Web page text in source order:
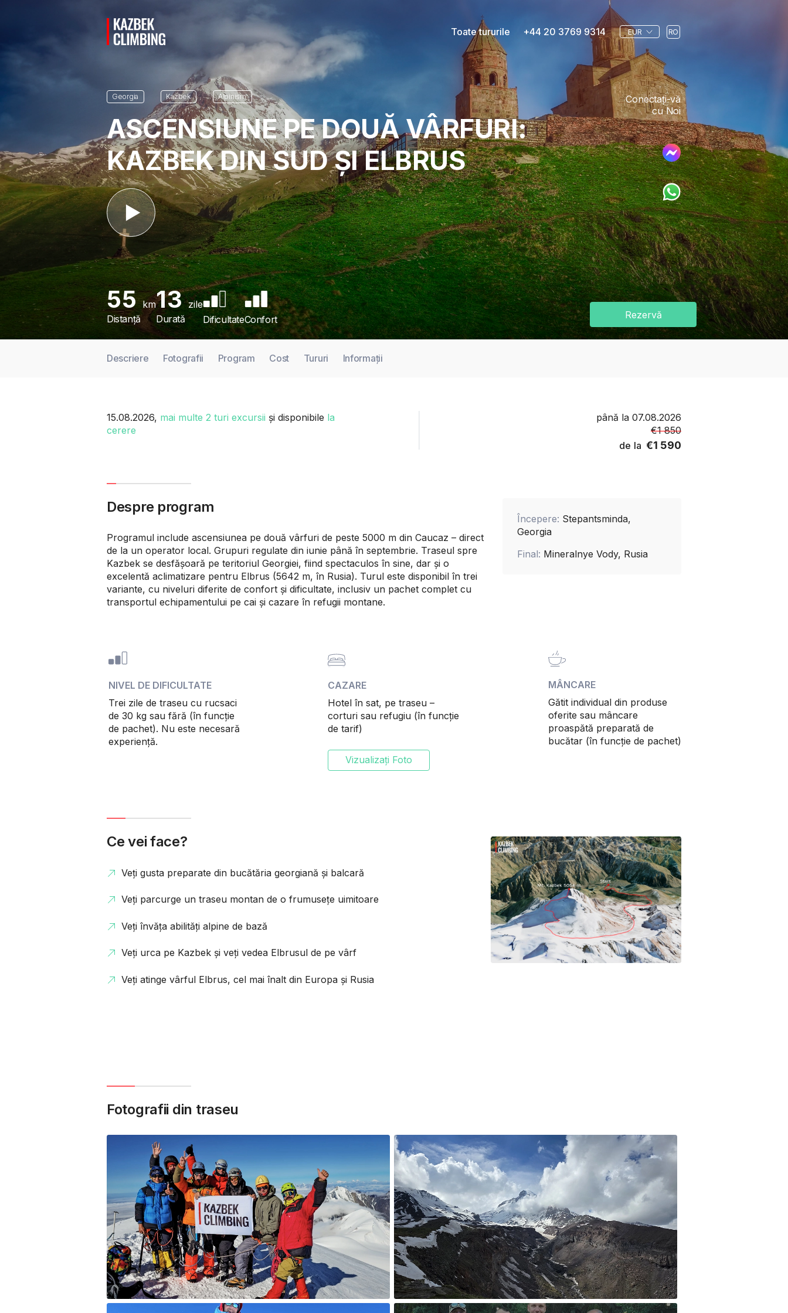
Toate tururile +44 20 3769 9314 EUR RO
Conectați-vă
cu Noi
Georgia Kazbek Alpinism
ASCENSIUNE PE DOUĂ VÂRFURI:
KAZBEK DIN SUD ȘI ELBRUS
55 km
Distanță
13 zile
Durată
DificultateConfort Rezervă
Descriere Fotografii Program Cost Tururi Informații
15.08.2026, mai multe 2 turi excursii și disponibile la
cerere
până la 07.08.2026
€1 850
de la €1 590
Despre program
Programul include ascensiunea pe două vârfuri de peste 5000 m din Caucaz – direct
de la un operator local. Grupuri regulate din iunie până în septembrie. Traseul spre
Kazbek se desfășoară pe teritoriul Georgiei, fiind spectaculos în sine, dar și o
excelentă aclimatizare pentru Elbrus (5642 m, în Rusia). Turul este disponibil în trei
variante, cu niveluri diferite de confort și dificultate, inclusiv un pachet complet cu
transportul echipamentului pe cai și cazare în refugii montane.
Începere: Stepantsminda,
Georgia
Final: Mineralnye Vody, Rusia
NIVEL DE DIFICULTATE
Trei zile de traseu cu rucsaci
de 30 kg sau fără (în funcție
de pachet). Nu este necesară
experiență.
CAZARE
Hotel în sat, pe traseu –
corturi sau refugiu (în funcție
de tarif)
Vizualizați Foto
MÂNCARE
Gătit individual din produse
oferite sau mâncare
proaspătă preparată de
bucătar (în funcție de pachet)
Ce vei face?
Veți gusta preparate din bucătăria georgiană și balcară
Veți parcurge un traseu montan de o frumusețe uimitoare
Veți învăța abilități alpine de bază
Veți urca pe Kazbek și veți vedea Elbrusul de pe vârf
Veți atinge vârful Elbrus, cel mai înalt din Europa și Rusia
Fotografii din traseu